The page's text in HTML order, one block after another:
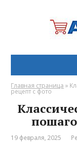
Главная страница »
рецепт с фото
19 февраля, 2025